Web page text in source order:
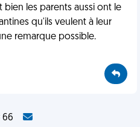
les parents aussi ont le
qu'ils veulent à leur
remarque possible.
66